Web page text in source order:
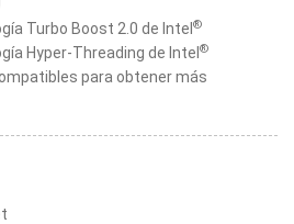
Turbo Boost 2.0 de Intel ®
Hyper-Threading de Intel ®
para obtener más